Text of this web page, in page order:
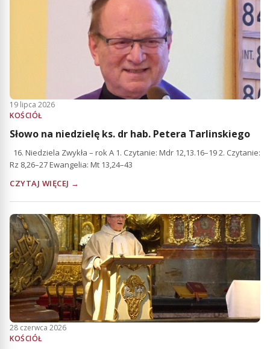
19 lipca 2026
KOŚCIÓŁ
Słowo na niedzielę ks. dr hab. Petera Tarlinskiego
16. Niedziela Zwykła – rok A 1. Czytanie: Mdr 12,13.16–19 2. Czytanie:
Rz 8,26–27 Ewangelia: Mt 13,24–43
CZYTAJ WIĘCEJ →
28 czerwca 2026
KOŚCIÓŁ